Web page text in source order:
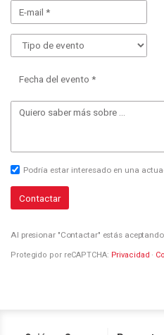
Fecha del evento *
Podría estar interesado en una
Contactar
Al presionar "Contactar" estás
Protegido por reCAPTCHA: Privacidad ·